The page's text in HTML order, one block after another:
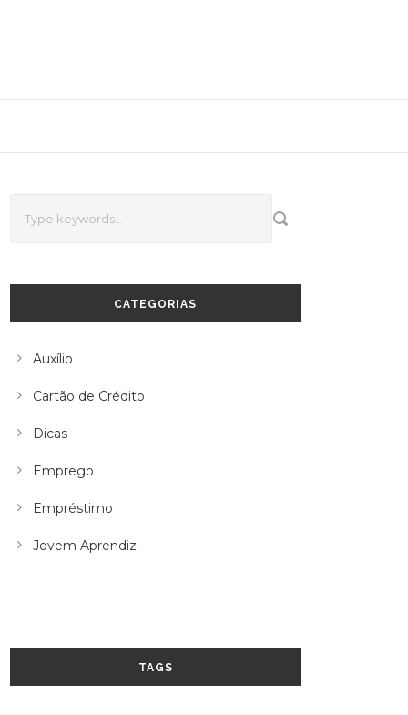
CATEGORIAS
Auxílio
Cartão de Crédito
Dicas
Emprego
Empréstimo
Jovem Aprendiz
TAGS